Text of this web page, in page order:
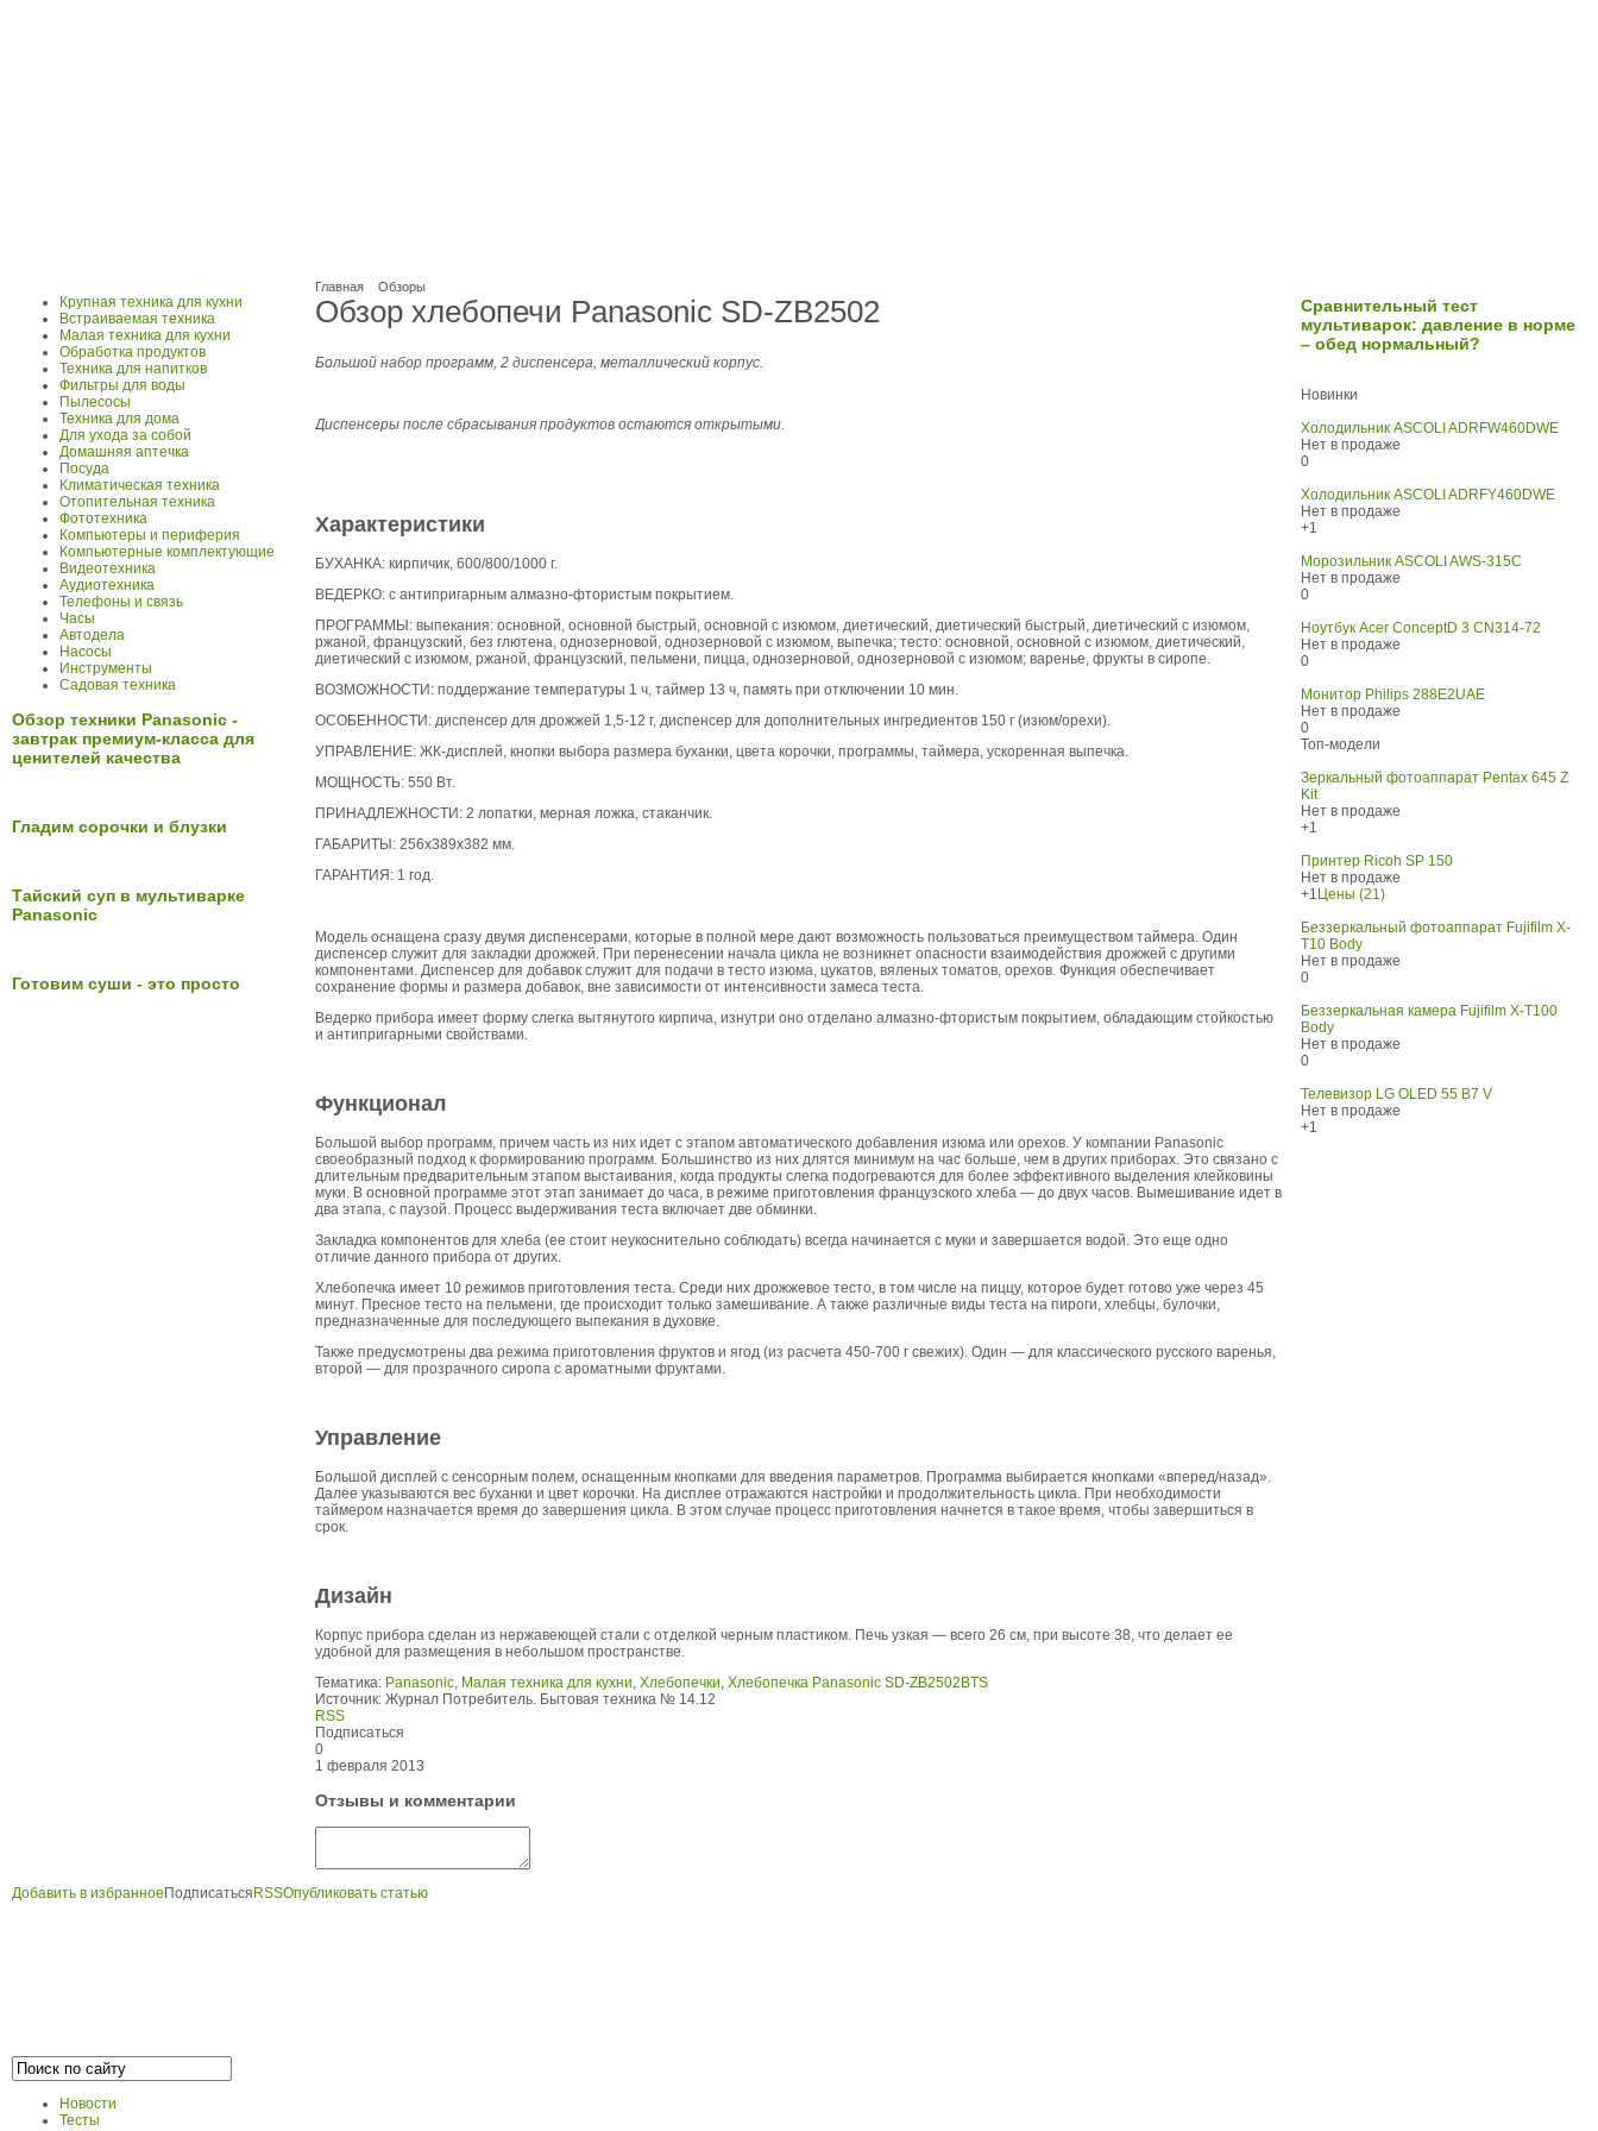
Главная Обзоры
Обзор хлебопечи Panasonic SD-ZB2502
Большой набор программ, 2 диспенсера, металлический корпус.
Диспенсеры после сбрасывания продуктов остаются открытыми.
Характеристики
БУХАНКА: кирпичик, 600/800/1000 г.
ВЕДЕРКО: с антипригарным алмазно-фтористым покрытием.
ПРОГРАММЫ: выпекания: основной, основной быстрый, основной с изюмом, диетический, диетический быстрый, диетический с изюмом,
ржаной, французский, без глютена, однозерновой, однозерновой с изюмом, выпечка; тесто: основной, основной с изюмом, диетический,
диетический с изюмом, ржаной, французский, пельмени, пицца, однозерновой, однозерновой с изюмом; варенье, фрукты в сиропе.
ВОЗМОЖНОСТИ: поддержание температуры 1 ч, таймер 13 ч, память при отключении 10 мин.
ОСОБЕННОСТИ: диспенсер для дрожжей 1,5-12 г, диспенсер для дополнительных ингредиентов 150 г (изюм/орехи).
УПРАВЛЕНИЕ: ЖК-дисплей, кнопки выбора размера буханки, цвета корочки, программы, таймера, ускоренная выпечка.
МОЩНОСТЬ: 550 Вт.
ПРИНАДЛЕЖНОСТИ: 2 лопатки, мерная ложка, стаканчик.
ГАБАРИТЫ: 256х389х382 мм.
ГАРАНТИЯ: 1 год.
Модель оснащена сразу двумя диспенсерами, которые в полной мере дают возможность пользоваться преимуществом таймера. Один
диспенсер служит для закладки дрожжей. При перенесении начала цикла не возникнет опасности взаимодействия дрожжей с другими
компонентами. Диспенсер для добавок служит для подачи в тесто изюма, цукатов, вяленых томатов, орехов. Функция обеспечивает
сохранение формы и размера добавок, вне зависимости от интенсивности замеса теста.
Ведерко прибора имеет форму слегка вытянутого кирпича, изнутри оно отделано алмазно-фтористым покрытием, обладающим стойкостью
и антипригарными свойствами.
Функционал
Большой выбор программ, причем часть из них идет с этапом автоматического добавления изюма или орехов. У компании Panasonic
своеобразный подход к формированию программ. Большинство из них длятся минимум на час больше, чем в других приборах. Это связано с
длительным предварительным этапом выстаивания, когда продукты слегка подогреваются для более эффективного выделения клейковины
муки. В основной программе этот этап занимает до часа, в режиме приготовления французского хлеба — до двух часов. Вымешивание идет в
два этапа, с паузой. Процесс выдерживания теста включает две обминки.
Закладка компонентов для хлеба (ее стоит неукоснительно соблюдать) всегда начинается с муки и завершается водой. Это еще одно
отличие данного прибора от других.
Хлебопечка имеет 10 режимов приготовления теста. Среди них дрожжевое тесто, в том числе на пиццу, которое будет готово уже через 45
минут. Пресное тесто на пельмени, где происходит только замешивание. А также различные виды теста на пироги, хлебцы, булочки,
предназначенные для последующего выпекания в духовке.
Также предусмотрены два режима приготовления фруктов и ягод (из расчета 450-700 г свежих). Один — для классического русского варенья,
второй — для прозрачного сиропа с ароматными фруктами.
Управление
Большой дисплей с сенсорным полем, оснащенным кнопками для введения параметров. Программа выбирается кнопками «вперед/назад».
Далее указываются вес буханки и цвет корочки. На дисплее отражаются настройки и продолжительность цикла. При необходимости
таймером назначается время до завершения цикла. В этом случае процесс приготовления начнется в такое время, чтобы завершиться в
срок.
Дизайн
Корпус прибора сделан из нержавеющей стали с отделкой черным пластиком. Печь узкая — всего 26 см, при высоте 38, что делает ее
удобной для размещения в небольшом пространстве.
Тематика: Panasonic Малая техника для кухни Хлебопечки Хлебопечка Panasonic SD-ZB2502BTS
Источник: Журнал Потребитель. Бытовая техника № 14.12
RSS
Подписаться
0
1 февраля 2013
Отзывы и комментарии
Крупная техника для кухни
Встраиваемая техника
Малая техника для кухни
Обработка продуктов
Техника для напитков
Фильтры для воды
Пылесосы
Техника для дома
Для ухода за собой
Домашняя аптечка
Посуда
Климатическая техника
Отопительная техника
Фототехника
Компьютеры и периферия
Компьютерные комплектующие
Видеотехника
Аудиотехника
Телефоны и связь
Часы
Автодела
Насосы
Инструменты
Садовая техника
Обзор техники Panasonic -
завтрак премиум-класса для
ценителей качества
Гладим сорочки и блузки
Тайский суп в мультиварке
Panasonic
Готовим суши - это просто
Сравнительный тест
мультиварок: давление в норме
– обед нормальный?
Новинки
Холодильник ASCOLI ADRFW460DWE
Нет в продаже
0
Холодильник ASCOLI ADRFY460DWE
Нет в продаже
+1
Морозильник ASCOLI AWS-315C
Нет в продаже
0
Ноутбук Acer ConceptD 3 CN314-72
Нет в продаже
0
Монитор Philips 288E2UAE
Нет в продаже
0
Топ-модели
Зеркальный фотоаппарат Pentax 645 Z
Kit
Нет в продаже
+1
Принтер Ricoh SP 150
Нет в продаже
+1 Цены (21)
Беззеркальный фотоаппарат Fujifilm X-
T10 Body
Нет в продаже
0
Беззеркальная камера Fujifilm X-T100
Body
Нет в продаже
0
Телевизор LG OLED 55 B7 V
Нет в продаже
+1
Добавить в избранноеПодписатьсяRSSОпубликовать статью
Новости
Тесты